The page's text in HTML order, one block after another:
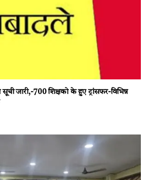
सूची जारी,-700 शिक्षको के हुए ट्रांसफर-विभिन्न